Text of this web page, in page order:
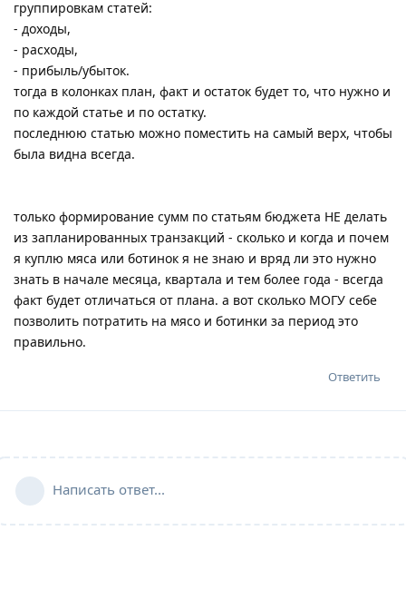
группировкам статей:
- доходы,
- расходы,
- прибыль/убыток.
тогда в колонках план, факт и остаток будет то, что нужно и
по каждой статье и по остатку.
последнюю статью можно поместить на самый верх, чтобы
была видна всегда.
только формирование сумм по статьям бюджета НЕ делать
из запланированных транзакций - сколько и когда и почем
я куплю мяса или ботинок я не знаю и вряд ли это нужно
знать в начале месяца, квартала и тем более года - всегда
факт будет отличаться от плана. а вот сколько МОГУ себе
позволить потратить на мясо и ботинки за период это
правильно.
Ответить
Написать ответ...